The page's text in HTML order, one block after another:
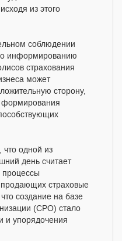
из этого
соблюдении
информированию
страхования
может
сторону,
формирования
одной из
день считает
процессы
продающих страховые
создание на базе
(СРО) стало
и упорядочения